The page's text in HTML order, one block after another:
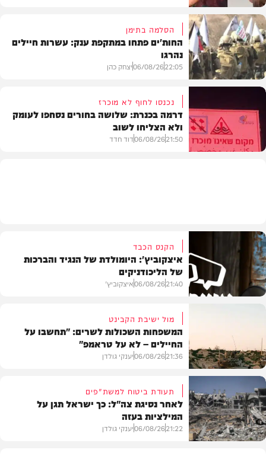
צבא וביטחון
בעולם
הסלמה בתימן
החות'ים פתחו במתקפת ענק: עשרות חיילים
נהרגו
22:05
06/08/26יצחק כהן
נכנסו לחוף לא מוכרז
דרמה בכנרת: שלושה בחורים נסחפו לעומק
ולא הצליחו לשוב
21:50
06/08/26דוד חדד
חדשות
הקנס הכבד
איצקוביץ': היומולדת של הנגיד והברכות
של הליכודניקים
21:40
06/08/26איצקוביץ'
צבא וביטחון
מול ישיבת הקבינט
המשפחות השכולות לשרים: "תחשבו על
החיילים – לא על טראמפ"
21:36
06/08/26יענקי גולדן
תעודת ביטוח למשת"פים
לאחר נסיגת צה"ל: כך ישראל תגן על
המילציות בעזה
21:22
06/08/26יענקי גולדן